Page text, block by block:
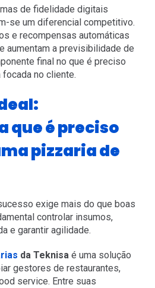
de fidelidade digitais
se um diferencial competitivo.
e recompensas automáticas
aumentam a previsibilidade de
final no que é preciso
no cliente.
que é preciso
pizzaria de
exige mais do que boas
controlar insumos,
e garantir agilidade.
da Teknisaé uma solução
gestores de restaurantes,
service. Entre suas